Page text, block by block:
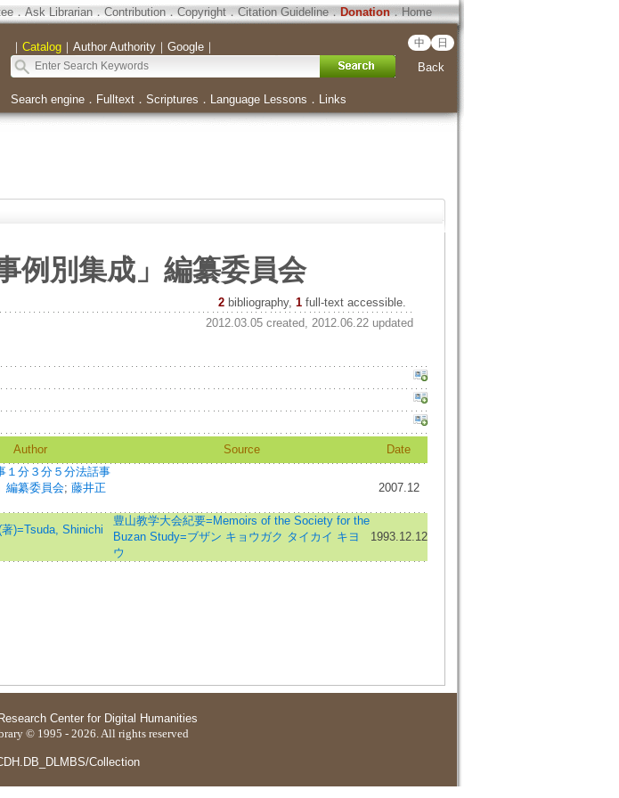
．Ask Librarian．Contribution．Copyright．Citation Guideline．Donation．Home
｜ Catalog｜ Author Authority｜ Google｜ 中 日
Back
Search engine． Fulltext． Scriptures ． Language Lessons ． Links
例別集成」編纂委員会
2 bibliography, 1full-text accessible.
2012.03.05 created, 2012.06.22 updated
Author Source Date
１分３分５分法話事
編纂委員会; 藤井正
2007.12
)=Tsuda, Shinichi
豊山教学大会紀要=Memoirs of the Society for the
Buzan Study=ブザン キョウガク タイカイ キヨ
ウ
1993.12.12
Research Center for Digital Humanities
© 1995 - 2026. All rights reserved
Collection